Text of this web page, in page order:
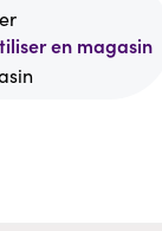
en magasin